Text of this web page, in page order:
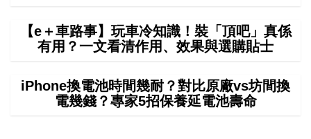
【e＋車路事】玩車冷知識！裝「頂吧」真係
有用？一文看清作用、效果與選購貼士
iPhone換電池時間幾耐？對比原廠vs坊間換
電幾錢？專家5招保養延電池壽命